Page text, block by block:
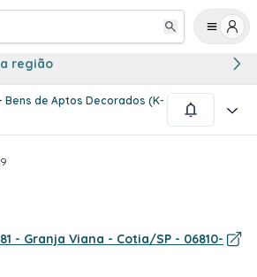
região
Bens de Aptos Decorados (K-
- Granja Viana - Cotia/SP - 06810-